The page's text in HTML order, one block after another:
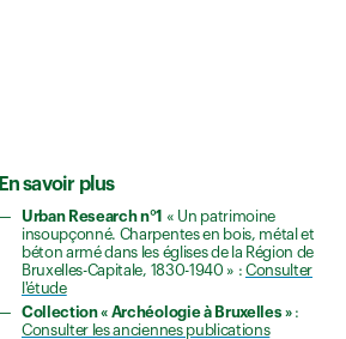
En savoir plus
Urban Research n°1 « Un patrimoine
insoupçonné. Charpentes en bois, métal et
béton armé dans les églises de la Région de
Bruxelles-Capitale, 1830-1940 » : Consulter
l'étude
Collection « Archéologie à Bruxelles » :
Consulter les anciennes publications